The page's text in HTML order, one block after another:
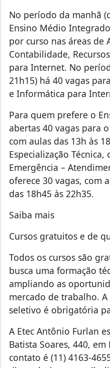
No período da manhã
Ensino Médio
por curso nas áreas de
Contabilidade,
para Internet. No
21h15) há 40 vagas
e Informática para
Para quem prefere o
abertas 40 vagas para
com aulas das 13h às
Especialização
Emergência –
oferece 30 vagas, com
das 18h45 às 22h35.
Saiba mais
Cursos gratuitos e de
Todos os cursos são
busca uma formação
ampliando as
mercado de trabalho.
seletivo é obrigatória
A Etec Antônio Furlan
Batista Soares, 440,
contato é (11) 4163-